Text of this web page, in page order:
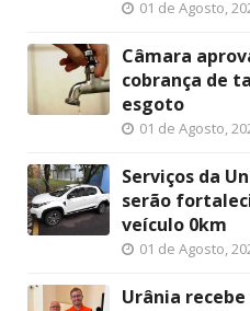
01 de Agosto,
Câmara
cobrança de
esgoto
01 de Agosto,
Serviços da
serão
veículo 0km
01 de Agosto,
Urânia